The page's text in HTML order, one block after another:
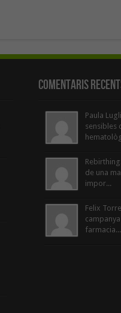
Comentaris
Paula
sensibles
de una
impor...
Felix
farmacia...